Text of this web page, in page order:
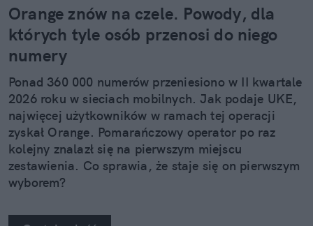
Orange znów na czele. Powody, dla
których tyle osób przenosi do niego
numery
Ponad 360 000 numerów przeniesiono w II kwartale
2026 roku w sieciach mobilnych. Jak podaje UKE,
najwięcej użytkowników w ramach tej operacji
zyskał Orange. Pomarańczowy operator po raz
kolejny znalazł się na pierwszym miejscu
zestawienia. Co sprawia, że staje się on pierwszym
wyborem?